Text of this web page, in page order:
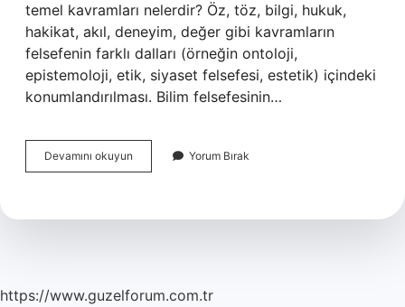
temel kavramları nelerdir? Öz, töz, bilgi, hukuk,
hakikat, akıl, deneyim, değer gibi kavramların
felsefenin farklı dalları (örneğin ontoloji,
epistemoloji, etik, siyaset felsefesi, estetik) içindeki
konumlandırılması. Bilim felsefesinin…
Devamını okuyun
Bilim
Kavramlarından
Yorum Bırak
https://www.guzelforum.com.tr